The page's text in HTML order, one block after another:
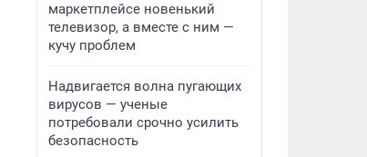
маркетплейсе новенький
телевизор, а вместе с ним —
кучу проблем
Надвигается волна пугающих
вирусов — ученые
потребовали срочно усилить
безопасность